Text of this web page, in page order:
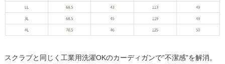
スクラブと同じく工業用洗濯OKのカーディガンで”不潔感”を解消。